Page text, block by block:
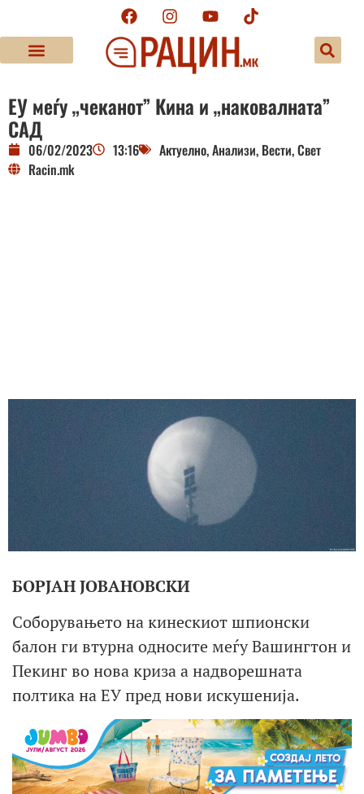
ЕУ меѓу „чеканот” Кина и „наковалната”
САД
06/02/2023 13:16 Актуелно,Анализи, Вести,Свет
Racin.mk
БОРЈАН ЈОВАНОВСКИ
Соборувањето на кинескиот шпионски
балон ги втурна односите меѓу Вашингтон и
Пекинг во нова криза а надворешната
полтика на ЕУ пред нови искушенија.